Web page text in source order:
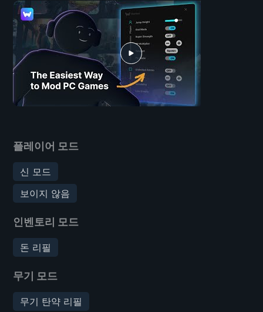
플레이어 모드
신 모드
보이지 않음
인벤토리 모드
돈 리필
무기 모드
무기 탄약 리필